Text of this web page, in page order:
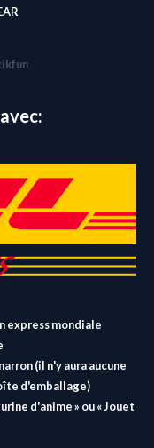
express mondiale
(il n'y aura aucune
d'emballage)
d'anime » ou « Jouet